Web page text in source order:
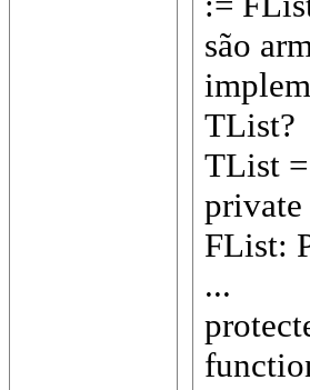
são
TList?
TList
private
FList:
...